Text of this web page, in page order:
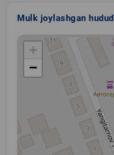
Mulk joylashgan hudud
+
−